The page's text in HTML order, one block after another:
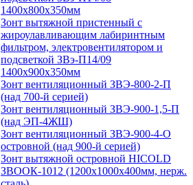
1400х800х350мм
Зонт вытяжной пристенный с
жироулавливающим лабиринтным
фильтром, электровентилятором и
подсветкой ЗВэ-П14/09
1400х900х350мм
Зонт вентиляционный ЗВЭ-800-2-П
(над 700-й серией)
Зонт вентиляционный ЗВЭ-900-1,5-П
(над ЭП-4ЖШ)
Зонт вентиляционный ЗВЭ-900-4-О
островной (над 900-й серией)
Зонт вытяжной островной HICOLD
ЗВООК-1012 (1200х1000х400мм, нерж.